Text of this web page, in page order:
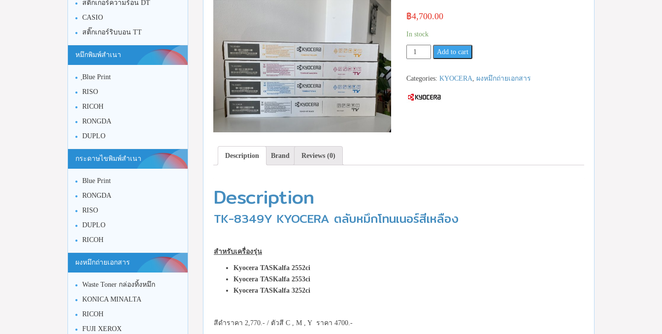
฿4,700.00
In stock
TK-
8349Y
ตลับ
หมึก
มี
สินค้า
Add to cart
Categories: KYOCERA, ผงหมึกถ่ายเอกสาร
Description Brand Reviews (0)
Description
TK-8349Y KYOCERA ตลับหมึกโทนเนอร์สีเหลือง
สำหรับเครื่องรุ่น
Kyocera TASKalfa 2552ci
Kyocera TASKalfa 2553ci
Kyocera TASKalfa 3252ci
สีดำราคา 2,770.- / ตัวสี C , M , Y ราคา 4700.-
สติ๊กเกอร์ความร้อน DT
CASIO
สติ๊กเกอร์ริบบอน TT
หมึกพิมพ์สำเนา
ฺBlue Print
RISO
RICOH
RONGDA
DUPLO
กระดาษไขพิมพ์สำเนา
Blue Print
RONGDA
RISO
DUPLO
RICOH
ผงหมึกถ่ายเอกสาร
Waste Toner กล่องทิ้งหมึก
KONICA MINALTA
RICOH
FUJI XEROX